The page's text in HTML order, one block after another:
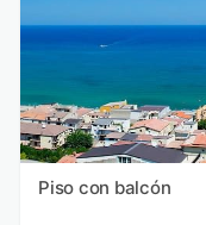
Piso con balcón